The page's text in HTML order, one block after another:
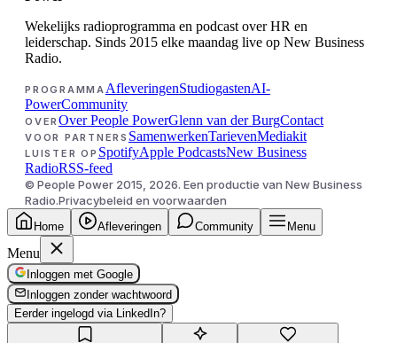
Wekelijks radioprogramma en podcast over HR en
leiderschap. Sinds 2015 elke maandag live op New Business
Radio.
PROGRAMMA AfleveringenStudiogastenAI-
PowerCommunity
OVEROver People PowerGlenn van der BurgContact
VOOR PARTNERS SamenwerkenTarievenMediakit
LUISTER OP SpotifyApple PodcastsNew Business
RadioRSS-feed
© People Power 2015, 2026. Een productie van New Business
Radio.Privacybeleid en voorwaarden
Home Afleveringen Community Menu
Menu
Inloggen met Google
Inloggen zonder wachtwoord
Eerder ingelogd via LinkedIn?